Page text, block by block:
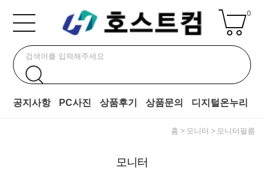
0
공지사항 PC사진 상품후기 상품문의 디지털온누리
홈 모니터 모니터필름
모니터